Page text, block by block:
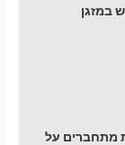
במזגן
מתחברים על